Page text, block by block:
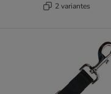
2 variantes